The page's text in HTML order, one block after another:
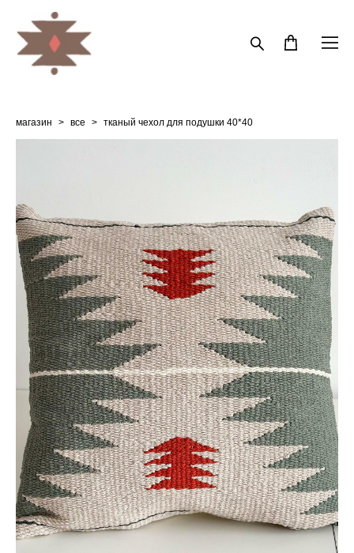
магазин > все > тканый чехол для подушки 40*40